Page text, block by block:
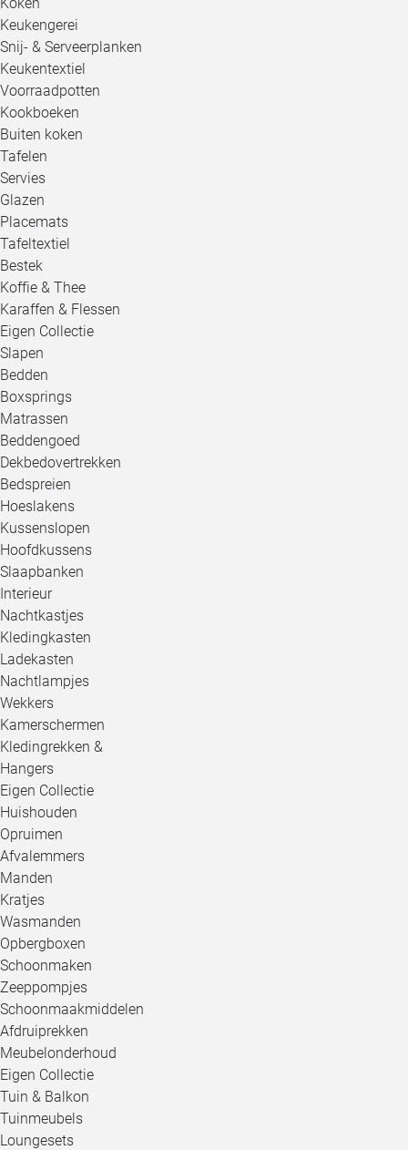
Keukengerei
Snij- & Serveerplanken
Keukentextiel
Voorraadpotten
Kookboeken
Buiten koken
Tafelen
Servies
Glazen
Placemats
Tafeltextiel
Bestek
Koffie & Thee
Karaffen & Flessen
Eigen Collectie
Slapen
Bedden
Boxsprings
Matrassen
Beddengoed
Dekbedovertrekken
Bedspreien
Hoeslakens
Kussenslopen
Hoofdkussens
Slaapbanken
Interieur
Nachtkastjes
Kledingkasten
Ladekasten
Nachtlampjes
Wekkers
Kamerschermen
Kledingrekken &
Hangers
Eigen Collectie
Huishouden
Opruimen
Afvalemmers
Manden
Kratjes
Wasmanden
Opbergboxen
Schoonmaken
Zeeppompjes
Schoonmaakmiddelen
Afdruiprekken
Meubelonderhoud
Eigen Collectie
Tuin & Balkon
Tuinmeubels
Loungesets